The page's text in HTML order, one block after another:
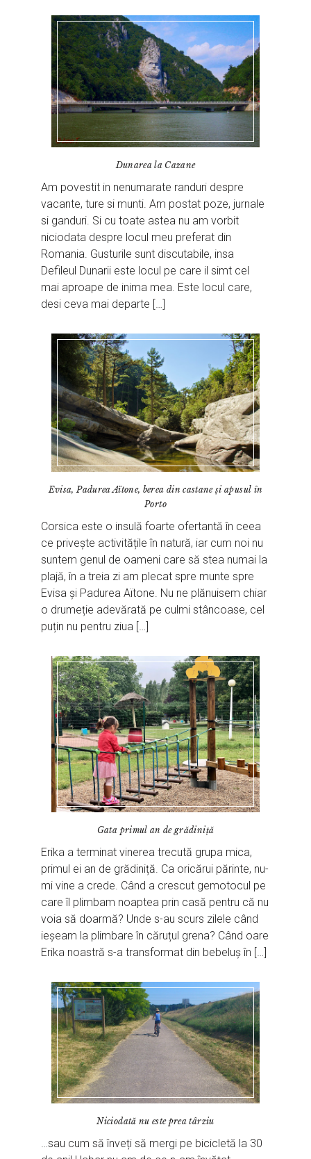
Dunarea la Cazane
Am povestit in nenumarate randuri despre
vacante, ture si munti. Am postat poze, jurnale
si ganduri. Si cu toate astea nu am vorbit
niciodata despre locul meu preferat din
Romania. Gusturile sunt discutabile, insa
Defileul Dunarii este locul pe care il simt cel
mai aproape de inima mea. Este locul care,
desi ceva mai departe […]
Evisa, Padurea Aïtone, berea din castane și apusul în
Porto
Corsica este o insulă foarte ofertantă în ceea
ce privește activitățile în natură, iar cum noi nu
suntem genul de oameni care să stea numai la
plajă, în a treia zi am plecat spre munte spre
Evisa și Padurea Aïtone. Nu ne plănuisem chiar
o drumeție adevărată pe culmi stâncoase, cel
puțin nu pentru ziua […]
Gata primul an de grădiniță
Erika a terminat vinerea trecută grupa mica,
primul ei an de grădiniță. Ca oricărui părinte, nu-
mi vine a crede. Când a crescut gemotocul pe
care îl plimbam noaptea prin casă pentru că nu
voia să doarmă? Unde s-au scurs zilele când
ieșeam la plimbare în căruțul grena? Când oare
Erika noastră s-a transformat din bebeluș în […]
Niciodată nu este prea târziu
…sau cum să înveți să mergi pe bicicletă la 30